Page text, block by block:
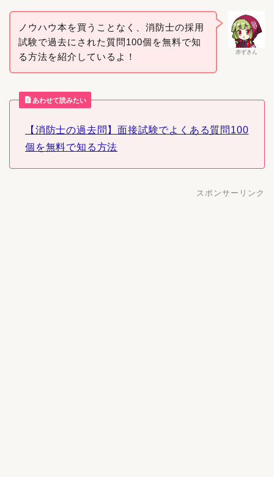
赤ずきん
ノウハウ本を買うことなく、消防士の採用
試験で過去にされた質問100個を無料で知
る方法を紹介しているよ！
あわせて読みたい
【消防士の過去問】面接試験でよくある質問100
個を無料で知る方法
スポンサーリンク